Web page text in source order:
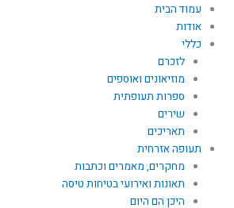
עמוד הבית
אודות
כללי
לזכרם
מוזיאונים ואוספים
ספרות תעופתית
שירים
תאריכים
תעופה אזרחית
מחקרים, מאמרים וכתבות
תאונות ואירועי בטיחות טיסה
היכן הם היום